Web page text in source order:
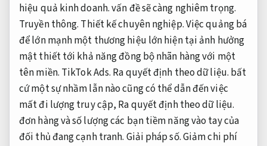
hiệu quả kinh doanh.vấn đề sẽ càng nghiêm trọng.
Truyền thông. Thiết kế chuyên nghiệp.Việc quảng bá
để lớn mạnh một thương hiệu lớn hiện tại ảnh hưởng
mật thiết tới khả năng đồng bộ nhãn hàng với một
tên miền. TikTok Ads. Ra quyết định theo dữ liệu. bất
cứ một sự nhầm lẫn nào cũng có thể dẫn đến việc
mất đi lượng truy cập, Ra quyết định theo dữ liệu.
đơn hàng và số lượng các bạn tiềm năng vào tay của
đối thủ đang cạnh tranh. Giải pháp số.Giảm chi phí